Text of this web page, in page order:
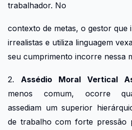
trabalhador. No
contexto de metas, o gestor que
irrealistas e utiliza linguagem
seu cumprimento incorre nessa
2. Assédio Moral Vertical
menos comum, ocorre
assediam um superior
de trabalho com forte pressão